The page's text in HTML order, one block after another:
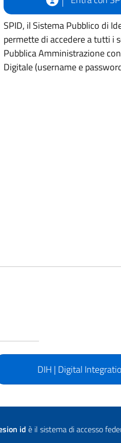
SPID, il Sistema Pubblico di
permette di accedere a tutti i
Pubblica Amministrazione
Digitale (username e
DIH | Digital
id è il sistema di accesso